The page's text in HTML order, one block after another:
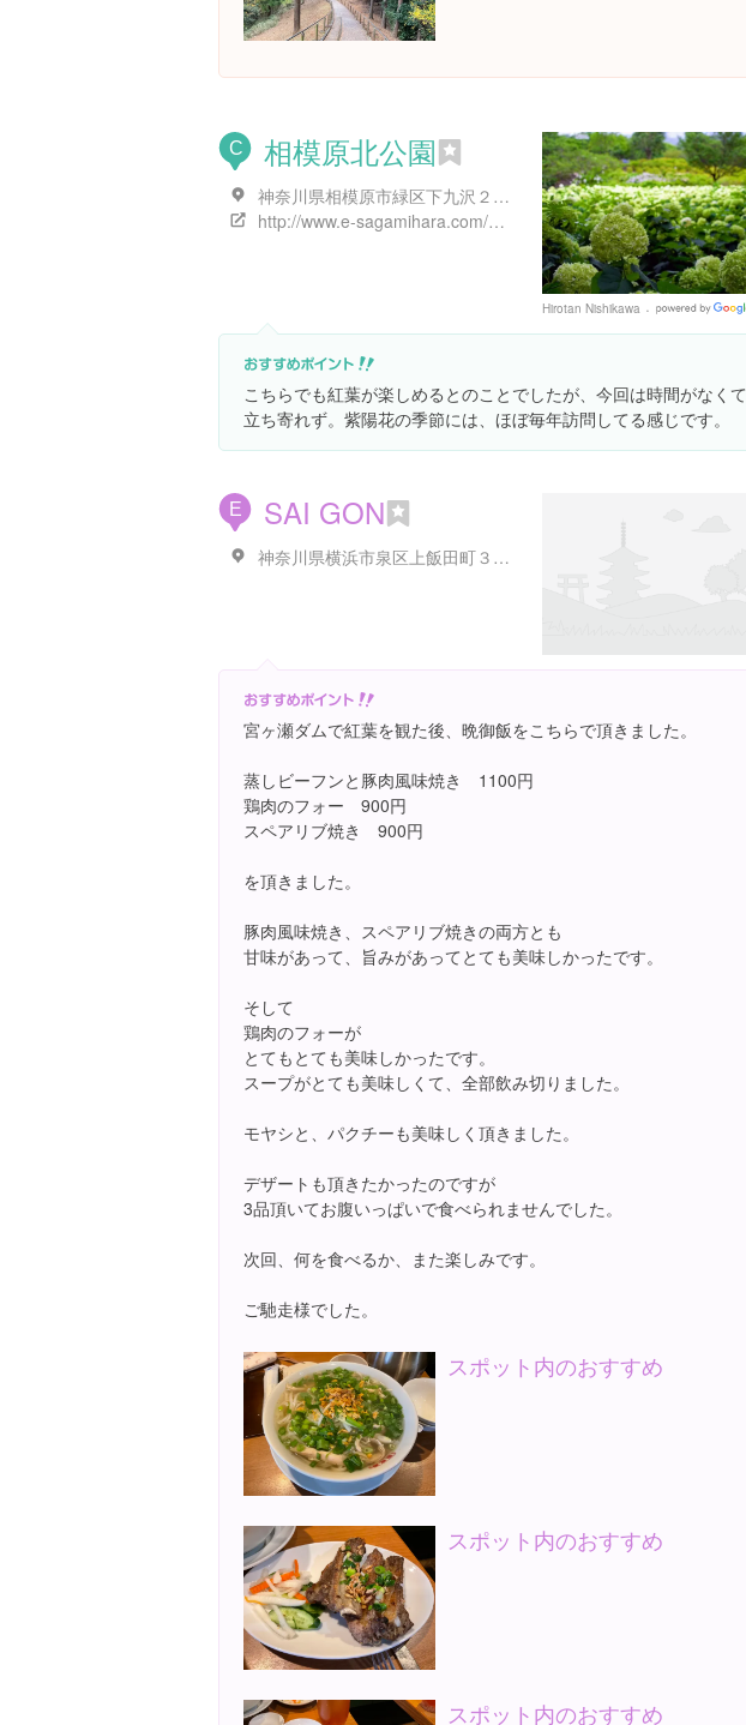
C 相模原北公園
神奈川県相模原市緑区下九沢２３６８-１
http://www.e-sagamihara.com/play/park/0161/
Hirotan Nishikawa
Places
こちらでも紅葉が楽しめるとのことでしたが、今回は時間がなくて
立ち寄れず。紫陽花の季節には、ほぼ毎年訪問してる感じです。
E SAI GON
神奈川県横浜市泉区上飯田町３１７３ メイプレ中和田１F
宮ヶ瀬ダムで紅葉を観た後、晩御飯をこちらで頂きました。
蒸しビーフンと豚肉風味焼き 1100円
鶏肉のフォー 900円
スペアリブ焼き 900円
を頂きました。
豚肉風味焼き、スペアリブ焼きの両方とも
甘味があって、旨みがあってとても美味しかったです。
そして
鶏肉のフォーが
とてもとても美味しかったです。
スープがとても美味しくて、全部飲み切りました。
モヤシと、パクチーも美味しく頂きました。
デザートも頂きたかったのですが
3品頂いてお腹いっぱいで食べられませんでした。
次回、何を食べるか、また楽しみです。
ご馳走様でした。
スポット内のおすすめ
スポット内のおすすめ
スポット内のおすすめ